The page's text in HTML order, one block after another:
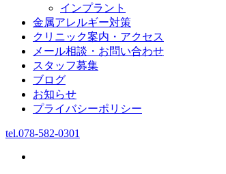
インプラント
金属アレルギー対策
クリニック案内・アクセス
メール相談・お問い合わせ
スタッフ募集
ブログ
お知らせ
プライバシーポリシー
tel.078-582-0301